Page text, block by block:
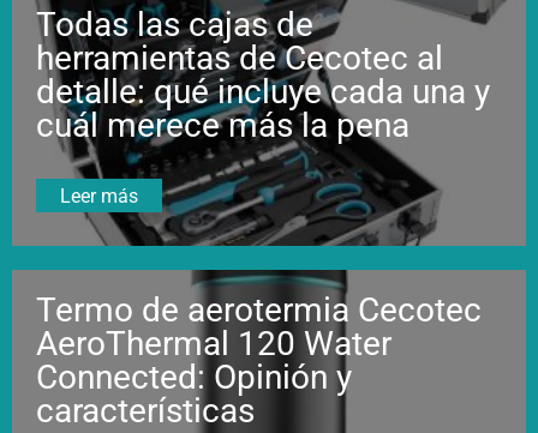
Todas las cajas de
herramientas de Cecotec al
detalle: qué incluye cada una y
cuál merece más la pena
Leer más
Termo de aerotermia Cecotec
AeroThermal 120 Water
Connected: Opinión y
características